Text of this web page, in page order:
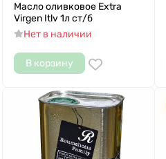
Масло оливковое Extra
Virgen Itlv 1л ст/б
Нет в наличии
В корзину